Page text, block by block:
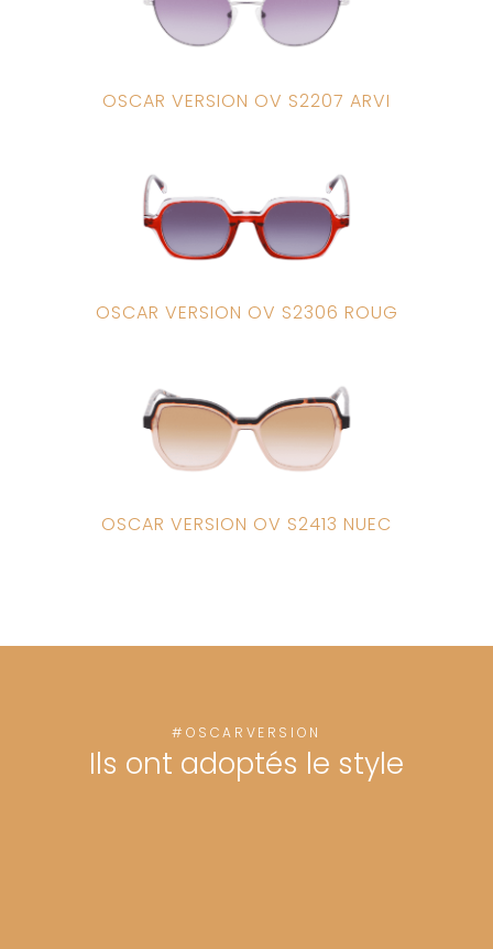
OSCAR VERSION OV S2207 ARVI
OSCAR VERSION OV S2306 ROUG
OSCAR VERSION OV S2413 NUEC
#OSCARVERSION
Ils ont adoptés le style